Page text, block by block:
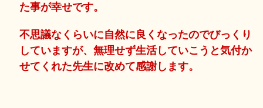
た事が幸せです。
不思議なくらいに自然に良くなったのでびっくり
していますが、無理せず生活していこうと気付か
せてくれた先生に改めて感謝します。